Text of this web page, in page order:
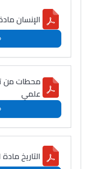
Vidéos
Vidéos
دليل المهن
ما يزيد عن 149 مهنة
الإنسان
محطات من
علمي
التاريخ